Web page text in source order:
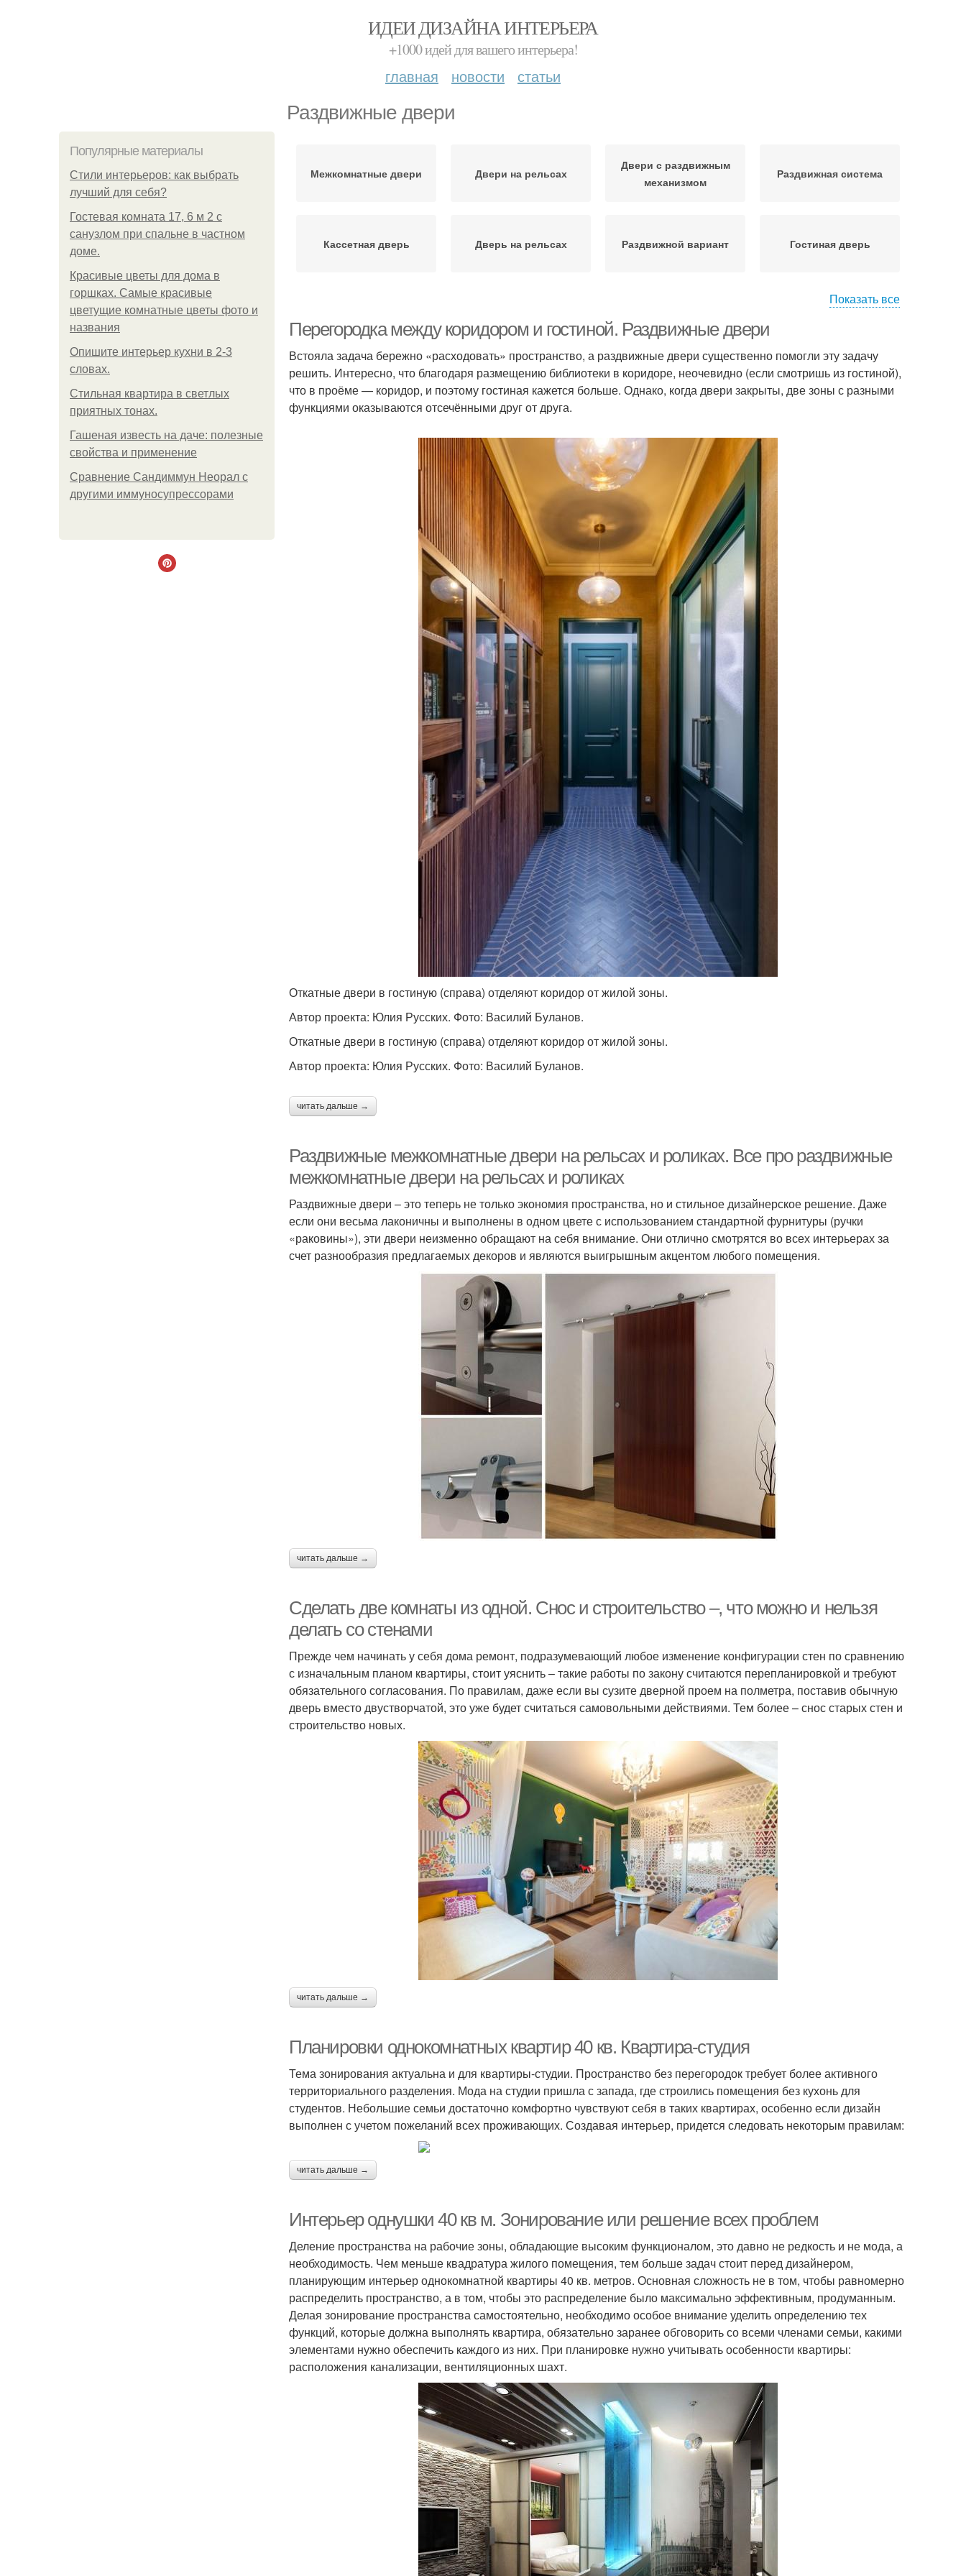
ИДЕИ ДИЗАЙНА ИНТЕРЬЕРА
+1000 идей для вашего интерьера!
главная новости статьи
Раздвижные двери
Популярные материалы
Стили интерьеров: как выбрать
лучший для себя?
Гостевая комната 17, 6 м 2 с
санузлом при спальне в частном
доме.
Красивые цветы для дома в
горшках. Самые красивые
цветущие комнатные цветы фото и
названия
Опишите интерьер кухни в 2-3
словах.
Стильная квартира в светлых
приятных тонах.
Гашеная известь на даче: полезные
свойства и применение
Сравнение Сандиммун Неорал с
другими иммуносупрессорами
Межкомнатные двери Двери на рельсах
Двери с раздвижным
механизмом
Раздвижная система
Кассетная дверь Дверь на рельсах Раздвижной вариант Гостиная дверь
Двери для шкафов Межкомнатная дверь Раздвижная дверь Дверь в комнату
Модные двери Двери в интерьере
Двери в цвет Двери под дизайн
Показать все
Перегородка между коридором и гостиной. Раздвижные двери
Встояла задача бережно «расходовать» пространство, а раздвижные двери существенно помогли эту задачу
решить. Интересно, что благодаря размещению библиотеки в коридоре, неочевидно (если смотришь из гостиной),
что в проёме — коридор, и поэтому гостиная кажется больше. Однако, когда двери закрыты, две зоны с разными
функциями оказываются отсечёнными друг от друга.
Откатные двери в гостиную (справа) отделяют коридор от жилой зоны.
Автор проекта: Юлия Русских. Фото: Василий Буланов.
Откатные двери в гостиную (справа) отделяют коридор от жилой зоны.
Автор проекта: Юлия Русских. Фото: Василий Буланов.
читать дальше →
Раздвижные межкомнатные двери на рельсах и роликах. Все про раздвижные
межкомнатные двери на рельсах и роликах
Раздвижные двери – это теперь не только экономия пространства, но и стильное дизайнерское решение. Даже
если они весьма лаконичны и выполнены в одном цвете с использованием стандартной фурнитуры (ручки
«раковины»), эти двери неизменно обращают на себя внимание. Они отлично смотрятся во всех интерьерах за
счет разнообразия предлагаемых декоров и являются выигрышным акцентом любого помещения.
читать дальше →
Сделать две комнаты из одной. Снос и строительство –, что можно и нельзя
делать со стенами
Прежде чем начинать у себя дома ремонт, подразумевающий любое изменение конфигурации стен по сравнению
с изначальным планом квартиры, стоит уяснить – такие работы по закону считаются перепланировкой и требуют
обязательного согласования. По правилам, даже если вы сузите дверной проем на полметра, поставив обычную
дверь вместо двустворчатой, это уже будет считаться самовольными действиями. Тем более – снос старых стен и
строительство новых.
читать дальше →
Планировки однокомнатных квартир 40 кв. Квартира-студия
Тема зонирования актуальна и для квартиры-студии. Пространство без перегородок требует более активного
территориального разделения. Мода на студии пришла с запада, где строились помещения без кухонь для
студентов. Небольшие семьи достаточно комфортно чувствуют себя в таких квартирах, особенно если дизайн
выполнен с учетом пожеланий всех проживающих. Создавая интерьер, придется следовать некоторым правилам:
читать дальше →
Интерьер однушки 40 кв м. Зонирование или решение всех проблем
Деление пространства на рабочие зоны, обладающие высоким функционалом, это давно не редкость и не мода, а
необходимость. Чем меньше квадратура жилого помещения, тем больше задач стоит перед дизайнером,
планирующим интерьер однокомнатной квартиры 40 кв. метров. Основная сложность не в том, чтобы равномерно
распределить пространство, а в том, чтобы это распределение было максимально эффективным, продуманным.
Делая зонирование пространства самостоятельно, необходимо особое внимание уделить определению тех
функций, которые должна выполнять квартира, обязательно заранее обговорить со всеми членами семьи, какими
элементами нужно обеспечить каждого из них. При планировке нужно учитывать особенности квартиры:
расположения канализации, вентиляционных шахт.